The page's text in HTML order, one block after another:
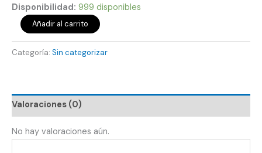
Disponibilidad: 999 disponibles
Añadir al carrito
Categoría: Sin categorizar
Valoraciones (0)
No hay valoraciones aún.